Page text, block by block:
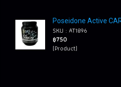
Poseidone Active
SKU : AT1896
฿750
(Product)